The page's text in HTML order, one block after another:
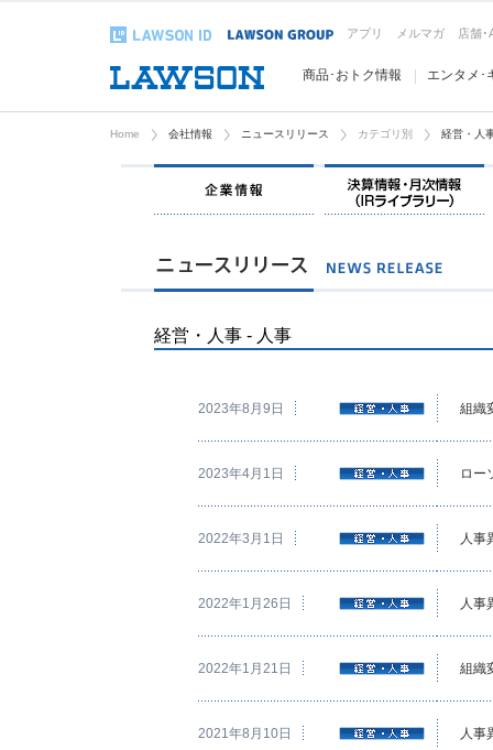
アプリ メルマガ 店舗･
商品･おトク情報 エンタメ･
Home 会社情報 ニュースリリース カテゴリ別 経営・人
企業情報
経営・人事 - 人事
2023年8月9日 組織
2023年4月1日 ロー
2022年3月1日 人事
2022年1月26日 人事
2022年1月21日 組織
2021年8月10日 人事